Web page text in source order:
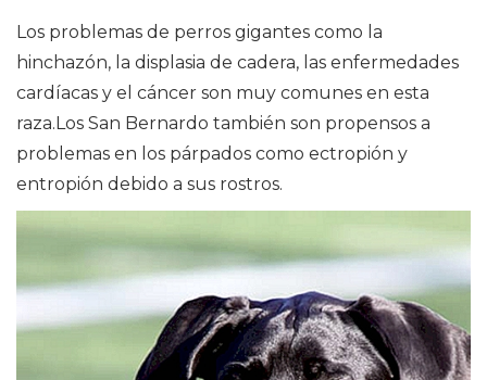
Los problemas de perros gigantes como la
hinchazón, la displasia de cadera, las enfermedades
cardíacas y el cáncer son muy comunes en esta
raza.Los San Bernardo también son propensos a
problemas en los párpados como ectropión y
entropión debido a sus rostros.